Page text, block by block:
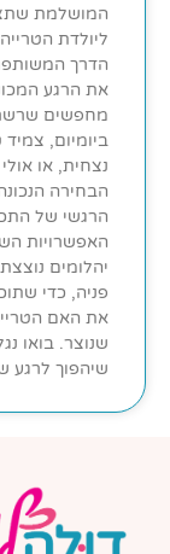
המושלמת
ליולדת
הדרך
את הרגע
מחפשים
ביומיום,
נצחית, או
הבחירה
הרגשי של
האפשרויות
יהלומים
פניה, כדי
את האם
שנוצר. בואו
שיהפוך לרגע